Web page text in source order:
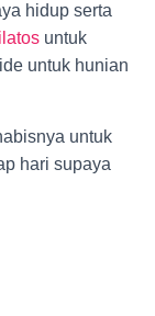
hidup serta
untuk
untuk hunian
untuk
hari supaya